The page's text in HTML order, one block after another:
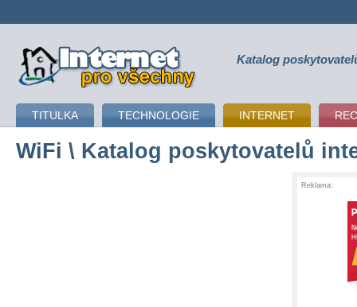
připojení k internetu Katalog
TITULKA TECHNOLOGIE INTERNET
WiFi \ Katalog poskytovatelů
Reklama: